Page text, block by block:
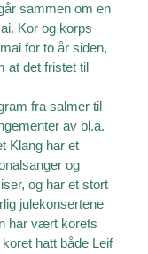
sammen om en
Kor og korps
for to år siden,
at det fristet til
fra salmer til
av bl.a.
Klang har et
og
og har et stort
julekonsertene
har vært korets
hatt både Leif